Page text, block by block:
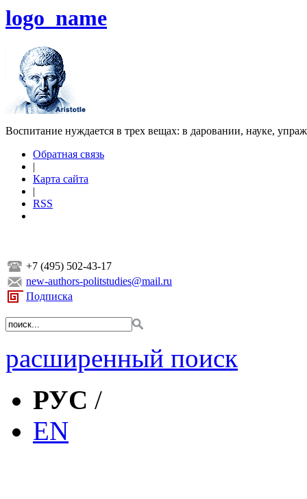
logo_name
Воспитание нуждается в трех вещах: в даровании, науке,
Обратная связь
|
Карта сайта
|
RSS
+7 (495) 502-43-17
new-authors-politstudies@mail.ru
Подписка
расширенный поиск
РУС /
EN